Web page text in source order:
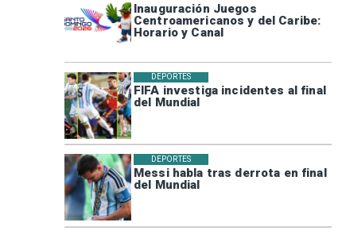
Inauguración Juegos
Centroamericanos y del Caribe:
Horario y Canal
FIFA investiga incidentes al final
del Mundial
DEPORTES
Messi habla tras derrota en final
del Mundial
DEPORTES